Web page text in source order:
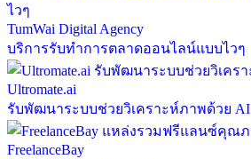
TumWai Digital Agency
บริการรับทำการตลาดออนไลน์แบบไวๆ
Ultromate.ai
รับพัฒนาระบบช่วยวิเคราะห์ภาพด้วย AI
FreelanceBay